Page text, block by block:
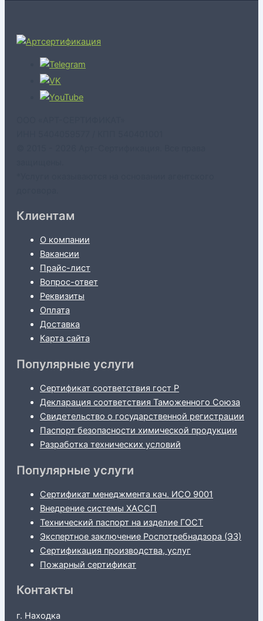
Клиентам
О компании
Вакансии
Прайс-лист
Вопрос-ответ
Реквизиты
Оплата
Доставка
Карта сайта
Популярные услуги
Сертификат соответствия гост Р
Декларация соответствия Таможенного Союза
Свидетельство о государственной регистрации
Паспорт безопасности химической продукции
Разработка технических условий
Популярные услуги
Сертификат менеджмента кач. ИСО 9001
Внедрение системы ХАССП
Технический паспорт на изделие ГОСТ
Экспертное заключение Роспотребнадзора (ЭЗ)
Сертификация производства, услуг
Пожарный сертификат
Контакты
г. Находка